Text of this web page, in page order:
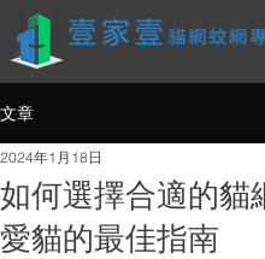
文章
如何選擇合適的貓
愛貓的最佳指南
2024年1月18日